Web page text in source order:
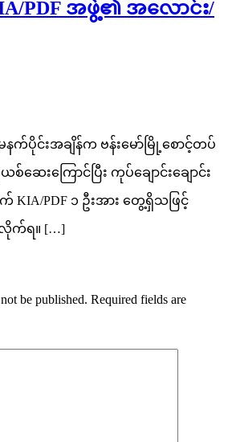
PDF အဖွဲ့၏ အလောင်း/
က်ပိုင်းအချိန်က ဗန်းမော်မြို့စောင့်တပ်
ဆေးကြောင်ပြီး ကုပ်ချောင်းချောင်း
PDF ၁ ဦးအား တွေ့ရှိသဖြင့်
က်ရ။ […]
be published. Required fields are